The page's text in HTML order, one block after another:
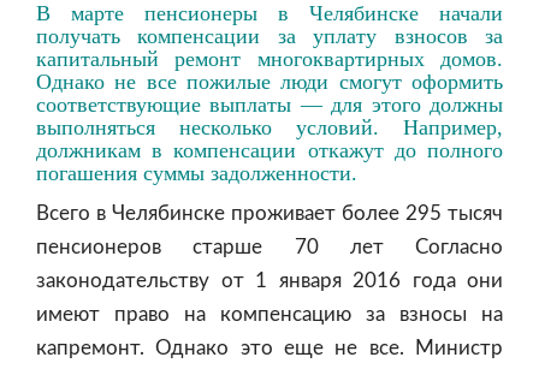
В марте пенсионеры в Челябинске начали
получать компенсации за уплату взносов за
капитальный ремонт многоквартирных домов.
Однако не все пожилые люди смогут оформить
соответствующие выплаты — для этого должны
выполняться несколько условий. Например,
должникам в компенсации откажут до полного
погашения суммы задолженности.
Всего в Челябинске проживает более 295 тысяч
пенсионеров старше 70 лет Согласно
законодательству от 1 января 2016 года они
имеют право на компенсацию за взносы на
капремонт. Однако это еще не все. Министр